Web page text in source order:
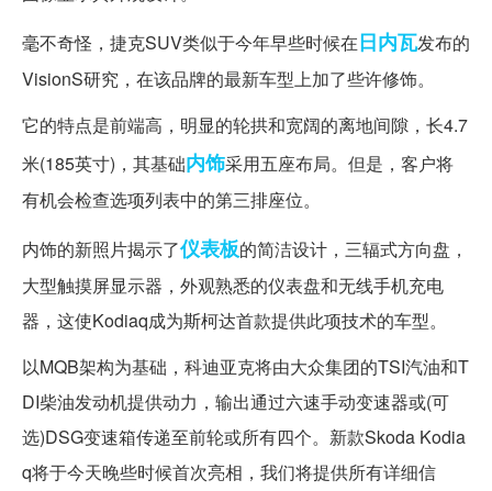
毫不奇怪，捷克SUV类似于今年早些时候在日内瓦发布的
VisionS研究，在该品牌的最新车型上加了些许修饰。
它的特点是前端高，明显的轮拱和宽阔的离地间隙，长4.7
米(185英寸)，其基础内饰采用五座布局。但是，客户将
有机会检查选项列表中的第三排座位。
内饰的新照片揭示了仪表板的简洁设计，三辐式方向盘，
大型触摸屏显示器，外观熟悉的仪表盘和无线手机充电
器，这使Kodiaq成为斯柯达首款提供此项技术的车型。
以MQB架构为基础，科迪亚克将由大众集团的TSI汽油和T
DI柴油发动机提供动力，输出通过六速手动变速器或(可
选)DSG变速箱传递至前轮或所有四个。新款Skoda Kodia
q将于今天晚些时候首次亮相，我们将提供所有详细信